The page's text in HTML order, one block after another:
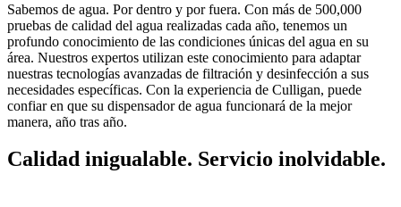
Sabemos de agua. Por dentro y por fuera. Con más de 500,000
pruebas de calidad del agua realizadas cada año, tenemos un
profundo conocimiento de las condiciones únicas del agua en su
área. Nuestros expertos utilizan este conocimiento para adaptar
nuestras tecnologías avanzadas de filtración y desinfección a sus
necesidades específicas. Con la experiencia de Culligan, puede
confiar en que su dispensador de agua funcionará de la mejor
manera, año tras año.
Calidad inigualable. Servicio inolvidable.